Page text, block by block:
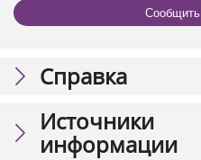
Справка
Источники
информации